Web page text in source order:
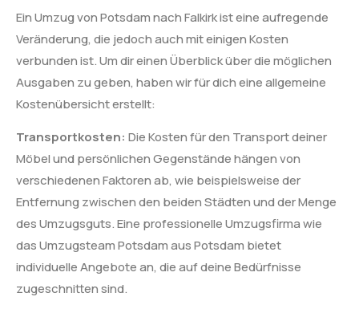
Ein Umzug von Potsdam nach Falkirk ist eine aufregende
Veränderung, die jedoch auch mit einigen Kosten
verbunden ist. Um dir einen Überblick über die möglichen
Ausgaben zu geben, haben wir für dich eine allgemeine
Kostenübersicht erstellt:
Transportkosten: Die Kosten für den Transport deiner
Möbel und persönlichen Gegenstände hängen von
verschiedenen Faktoren ab, wie beispielsweise der
Entfernung zwischen den beiden Städten und der Menge
des Umzugsguts. Eine professionelle Umzugsfirma wie
das Umzugsteam Potsdam aus Potsdam bietet
individuelle Angebote an, die auf deine Bedürfnisse
zugeschnitten sind.